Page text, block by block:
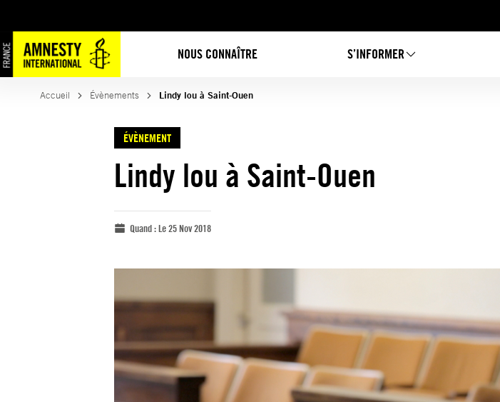
NOUS CONNAÎTRE S’INFORMER
Accueil Évènements Lindy lou à Saint-Ouen
ÉVÈNEMENT
Lindy lou à Saint-Ouen
Quand :Le 25 Nov 2018